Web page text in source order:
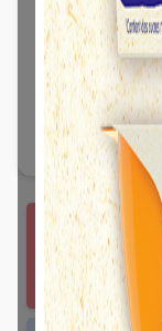
Vous devez
Fidme
J'y vais de ce